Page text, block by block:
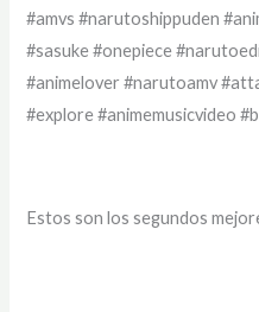
#amvs #narutoshippuden
#sasuke #onepiece
#animelover #narutoamv
#explore #animemusicvideo
Estos son los segundos